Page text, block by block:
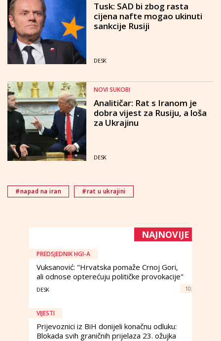
Tusk: SAD bi zbog rasta
cijena nafte mogao ukinuti
sankcije Rusiji
DESK
NOVI SUKOBI
Analitičar: Rat s Iranom je
dobra vijest za Rusiju, a loša
za Ukrajinu
DESK
#napad na iran #rat u ukrajini
NAJNOVIJE
PREDSJEDNIK HGI-A
Vuksanović: "Hrvatska pomaže Crnoj Gori,
ali odnose opterećuju političke provokacije"
DESK 10:
VIJESTI
Prijevoznici iz BiH donijeli konačnu odluku:
Blokada svih graničnih prijelaza 23. ožujka